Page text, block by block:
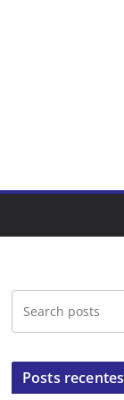
Posts recentes